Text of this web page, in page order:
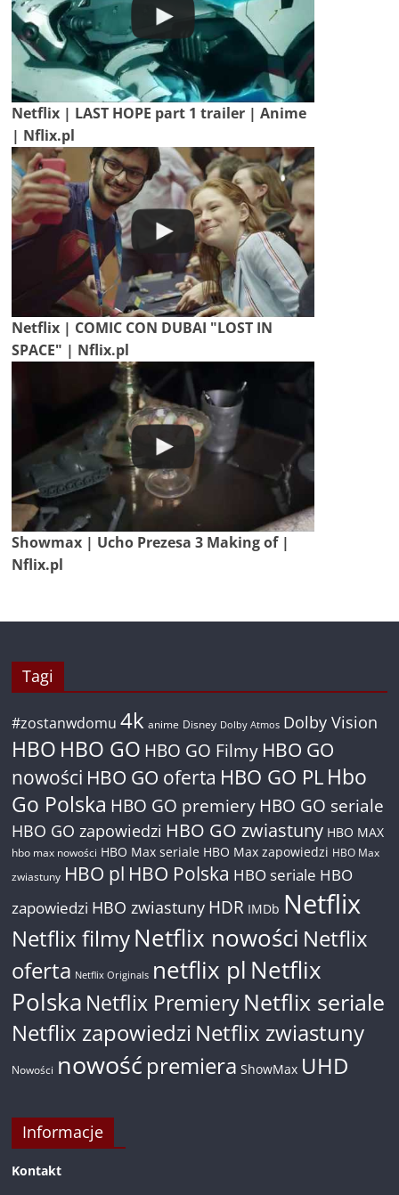
Netflix | LAST HOPE part 1 trailer | Anime
| Nflix.pl
Netflix | COMIC CON DUBAI "LOST IN
SPACE" | Nflix.pl
Showmax | Ucho Prezesa 3 Making of |
Nflix.pl
Tagi
#zostanwdomu 4k anime Disney Dolby Atmos Dolby Vision
HBO HBO GO HBO GO Filmy HBO GO
nowości HBO GO oferta HBO GO PL Hbo
Go Polska HBO GO premiery HBO GO seriale
HBO GO zapowiedzi HBO GO zwiastuny HBO MAX
hbo max nowości HBO Max seriale HBO Max zapowiedzi HBO Max
zwiastuny HBO pl HBO Polska HBO seriale HBO
zapowiedzi HBO zwiastuny HDR IMDb Netflix
Netflix filmyNetflix nowości Netflix
oferta Netflix Originals netflix pl Netflix
Polska Netflix PremieryNetflix seriale
Netflix zapowiedzi Netflix zwiastuny
Nowości nowość premiera ShowMax UHD
Informacje
Kontakt